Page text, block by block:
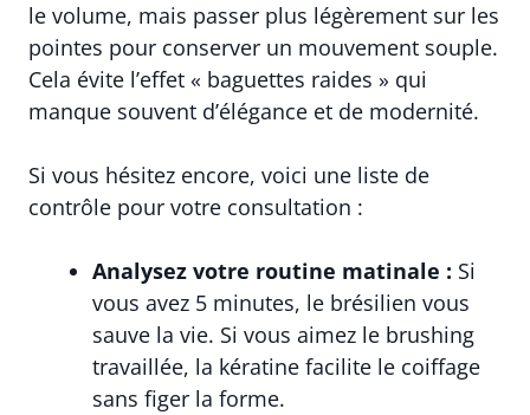
le volume, mais passer plus légèrement sur les
pointes pour conserver un mouvement souple.
Cela évite l’effet « baguettes raides » qui
manque souvent d’élégance et de modernité.
Si vous hésitez encore, voici une liste de
contrôle pour votre consultation :
Analysez votre routine matinale : Si
vous avez 5 minutes, le brésilien vous
sauve la vie. Si vous aimez le brushing
travaillée, la kératine facilite le coiffage
sans figer la forme.